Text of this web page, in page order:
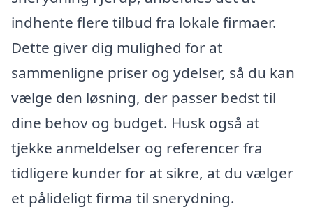
indhente flere tilbud fra lokale firmaer.
Dette giver dig mulighed for at
sammenligne priser og ydelser, så du kan
vælge den løsning, der passer bedst til
dine behov og budget. Husk også at
tjekke anmeldelser og referencer fra
tidligere kunder for at sikre, at du vælger
et pålideligt firma til snerydning.